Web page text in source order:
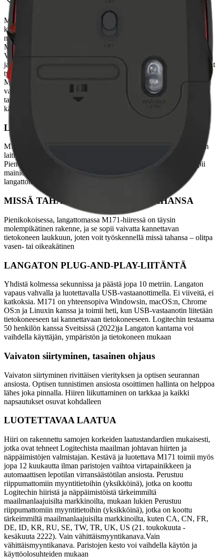
M171 Hiiren muotoilu tukee kättäsi, mikä mahdollistaa tuntikausien
käyttömukavuuden. Molempikätinen muotoilu ja mahdollisuus
määrittää ykkös- ja kakkospainikkeen toiminnot uudelleen tekevät
M171-hiirestä ihanteellisen ratkaisun sekä oikea- että vasenkätisille.
Vahva ja luotettavasti toimiva langaton yhteys jopa 10 metrin (33
jalan) päähän. Yhteys on käytännössä viiveetön ja tauoton, joten voit
työskennellä ja nauttia viihteestä luottavaisin mielin.
M171-hiiret hyödyntävät kätevää plug-and-play-tekniikkaa. Kytke
vastaanotin tietokoneen USB-porttiin ja aloita sen käyttö. Hiirtä ei
tarvitse yhdistää laitepariin tai ohjelmistoa ei tarvitse ladata hiiren
käytön aloittamiseksi.
LANGATON Yksinkertaisuus
M171 on valmis silloin kun sinäkin olet. Liität vain vastaanottimen
laitteen USB-porttiin, niin voit käydä työhön käden käänteessä.
Pienen kokonsa ja osoittimen vakaan hallinnan ansiosta hiiri sopii
mainiosti ahtaisiin työtiloihin ja täysille työpöydille. Nauti
langattomasta vapaudesta!
MISSÄ TAHANSA; KUMPI KÄSI TAHANSA
Pienikokoisessa, langattomassa M171-hiiressä on täysin
molempikätinen rakenne, ja se sopii vaivatta kannettavan
tietokoneen laukkuun, joten voit työskennellä missä tahansa – olitpa
vasen- tai oikeakätinen
LANGATON PLUG-AND-PLAY-LIITÄNTÄ
Yhdistä kolmessa sekunnissa ja päästä jopa 10 metriin. Langaton
vapaus vahvalla ja luotettavalla USB-vastaanottimella. Ei viiveitä, ei
katkoksia. M171 on yhteensopiva Windowsin, macOS:n, Chrome
OS:n ja Linuxin kanssa ja toimii heti, kun USB-vastaanotin liitetään
tietokoneeseen tai kannettavaan tietokoneeseen. Logitechin testaama
50 henkilön kanssa Sveitsissä (2022)ja Langaton kantama voi
vaihdella käyttäjän, ympäristön ja tietokoneen mukaan
Vaivaton siirtyminen, tasainen ohjaus
Vaivaton siirtyminen rivittäisen vierityksen ja optisen seurannan
ansiosta. Optisen tunnistimen ansiosta osoittimen hallinta on helppoa
lähes joka pinnalla. Hiiren liikuttaminen on tarkkaa ja kaikki
napsautukset osuvat kohdalleen
LUOTETTAVAA LAATUA
Hiiri on rakennettu samojen korkeiden laatustandardien mukaisesti,
jotka ovat tehneet Logitechista maailman johtavan hiirten ja
näppäimistöjen valmistajan. Kestävä ja luotettava M171 toimii myös
jopa 12 kuukautta ilman paristojen vaihtoa virtapainikkeen ja
automaattisen lepotilan virransäästötilan ansiosta. Perustuu
riippumattomiin myyntitietoihin (yksikköinä), jotka on koottu
Logitechin hiiristä ja näppäimistöistä tärkeimmiltä
maailmanlaajuisilta markkinoilta, mukaan lukien Perustuu
riippumattomiin myyntitietoihin (yksikköinä), jotka on koottu
tärkeimmiltä maailmanlaajuisilta markkinoilta, kuten CA, CN, FR,
DE, ID, KR, RU, SE, TW, TR, UK, US (21. toukokuuta -
kesäkuuta 2222). Vain vähittäismyyntikanava.Vain
vähittäismyyntikanava. Paristojen kesto voi vaihdella käytön ja
käyttöolosuhteiden mukaan